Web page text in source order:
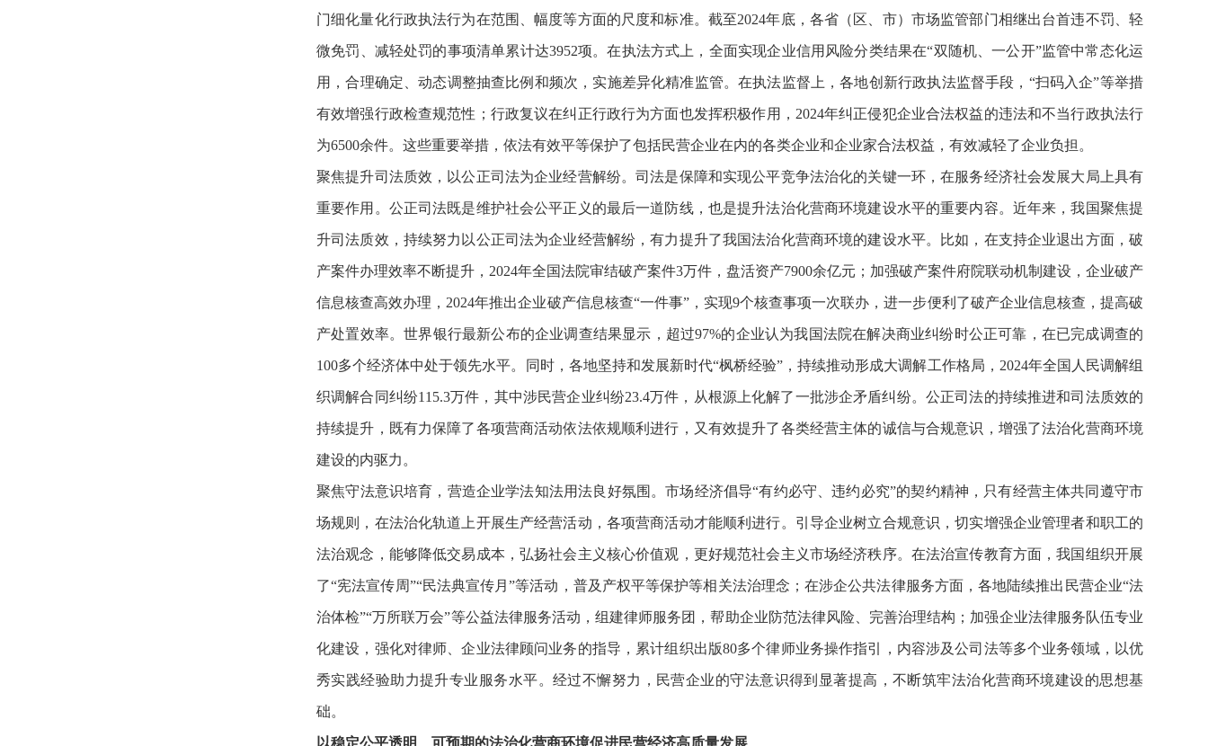
门细化量化行政执法行为在范围、幅度等方面的尺度和标准。截至2024年底，各省（区、市）市场监管部门相继出台首违不罚、轻
微免罚、减轻处罚的事项清单累计达3952项。在执法方式上，全面实现企业信用风险分类结果在“双随机、一公开”监管中常态化运
用，合理确定、动态调整抽查比例和频次，实施差异化精准监管。在执法监督上，各地创新行政执法监督手段，“扫码入企”等举措
有效增强行政检查规范性；行政复议在纠正行政行为方面也发挥积极作用，2024年纠正侵犯企业合法权益的违法和不当行政执法行
为6500余件。这些重要举措，依法有效平等保护了包括民营企业在内的各类企业和企业家合法权益，有效减轻了企业负担。
聚焦提升司法质效，以公正司法为企业经营解纷。司法是保障和实现公平竞争法治化的关键一环，在服务经济社会发展大局上具有
重要作用。公正司法既是维护社会公平正义的最后一道防线，也是提升法治化营商环境建设水平的重要内容。近年来，我国聚焦提
升司法质效，持续努力以公正司法为企业经营解纷，有力提升了我国法治化营商环境的建设水平。比如，在支持企业退出方面，破
产案件办理效率不断提升，2024年全国法院审结破产案件3万件，盘活资产7900余亿元；加强破产案件府院联动机制建设，企业破产
信息核查高效办理，2024年推出企业破产信息核查“一件事”，实现9个核查事项一次联办，进一步便利了破产企业信息核查，提高破
产处置效率。世界银行最新公布的企业调查结果显示，超过97%的企业认为我国法院在解决商业纠纷时公正可靠，在已完成调查的
100多个经济体中处于领先水平。同时，各地坚持和发展新时代“枫桥经验”，持续推动形成大调解工作格局，2024年全国人民调解组
织调解合同纠纷115.3万件，其中涉民营企业纠纷23.4万件，从根源上化解了一批涉企矛盾纠纷。公正司法的持续推进和司法质效的
持续提升，既有力保障了各项营商活动依法依规顺利进行，又有效提升了各类经营主体的诚信与合规意识，增强了法治化营商环境
建设的内驱力。
聚焦守法意识培育，营造企业学法知法用法良好氛围。市场经济倡导“有约必守、违约必究”的契约精神，只有经营主体共同遵守市
场规则，在法治化轨道上开展生产经营活动，各项营商活动才能顺利进行。引导企业树立合规意识，切实增强企业管理者和职工的
法治观念，能够降低交易成本，弘扬社会主义核心价值观，更好规范社会主义市场经济秩序。在法治宣传教育方面，我国组织开展
了“宪法宣传周”“民法典宣传月”等活动，普及产权平等保护等相关法治理念；在涉企公共法律服务方面，各地陆续推出民营企业“法
治体检”“万所联万会”等公益法律服务活动，组建律师服务团，帮助企业防范法律风险、完善治理结构；加强企业法律服务队伍专业
化建设，强化对律师、企业法律顾问业务的指导，累计组织出版80多个律师业务操作指引，内容涉及公司法等多个业务领域，以优
秀实践经验助力提升专业服务水平。经过不懈努力，民营企业的守法意识得到显著提高，不断筑牢法治化营商环境建设的思想基
础。
以稳定公平透明、可预期的法治化营商环境促进民营经济高质量发展